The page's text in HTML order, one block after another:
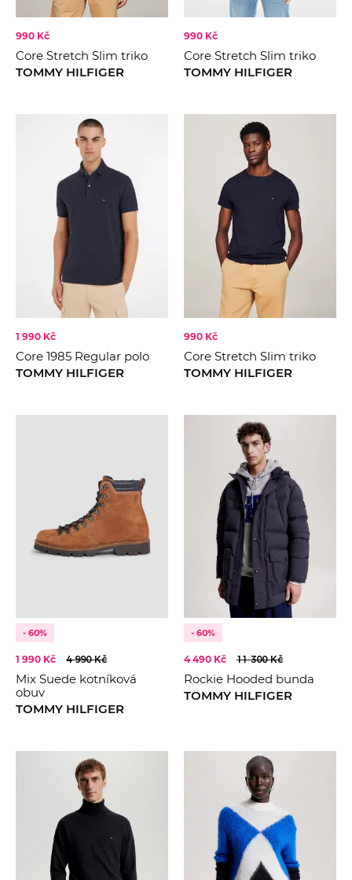
990 Kč
Core Stretch Slim triko
TOMMY HILFIGER
990 Kč
Core Stretch Slim triko
TOMMY HILFIGER
1 990 Kč
Core 1985 Regular polo
TOMMY HILFIGER
990 Kč
Core Stretch Slim triko
TOMMY HILFIGER
- 60%
1 990 Kč 4 990 Kč
Mix Suede kotníková
obuv
TOMMY HILFIGER
- 60%
4 490 Kč 11 300 Kč
Rockie Hooded bunda
TOMMY HILFIGER